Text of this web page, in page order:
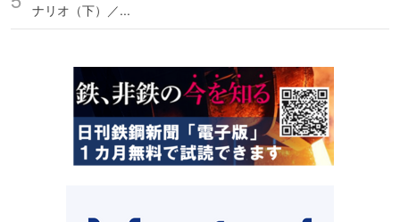
ナリオ（下）／...